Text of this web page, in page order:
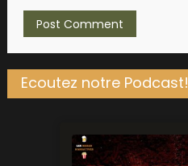
Ecoutez notre Podcast!